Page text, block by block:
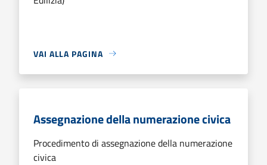
VAI ALLA PAGINA
Assegnazione della numerazione civica
Procedimento di assegnazione della numerazione
civica